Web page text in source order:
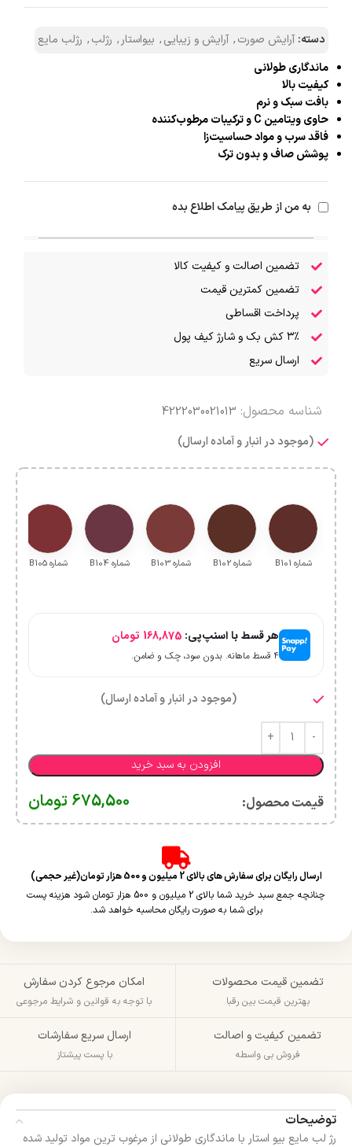
دسته: آرایش صورت, آرایش و زیبایی, بیواستار , رژلب, رژلب مایع
ماندگاری طولانی
کیفیت بالا
بافت سبک و نرم
حاوی ویتامین C و ترکیبات مرطوب‌کننده
فاقد سرب و مواد حساسیت‌زا
پوشش صاف و بدون ترک
به من از طریق پیامک اطلاع بده
تضمین اصالت و کیفیت کالا
تضمین کمترین قیمت
پرداخت اقساطی
۳٪ کش بک و شارژ کیف پول
ارسال سریع
شناسه محصول: 4222030021013
(موجود در انبار و آماده ارسال)
شماره B101 شماره B102 شماره B103 شماره B104 شماره B105
هر قسط با اسنپ‌پی: 168,875 تومان
۴ قسط ماهانه. بدون سود، چک و ضامن.
(موجود در انبار و آماده ارسال)
افزودن به سبد خرید
قیمت محصول:​ 675,500 تومان
ارسال رایگان برای سفارش های بالای 2 میلیون و 500 هزار تومان(غیر حجمی)
چنانچه جمع سبد خرید شما بالای 2 میلیون و 500 هزار تومان شود هزینه پست
برای شما به صورت رایگان محاسبه خواهد شد.
تضمین قیمت محصولات
بهترین قیمت بین رقبا
امکان مرجوع کردن سفارش
با توجه به قوانین و شرایط مرجوعی
تضمین کیفیت و اصالت
فروش بی واسطه
ارسال سریع سفارشات
با پست پیشتاز
توضیحات
رژ لب مایع بیو استار با ماندگاری طولانی از مرغوب ترین مواد تولید شده